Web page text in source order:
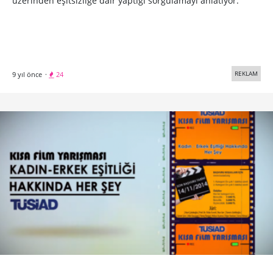
9 yıl önce · 24 REKLAM